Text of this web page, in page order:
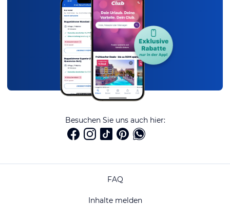
Besuchen Sie uns auch hier:
FAQ
Inhalte melden